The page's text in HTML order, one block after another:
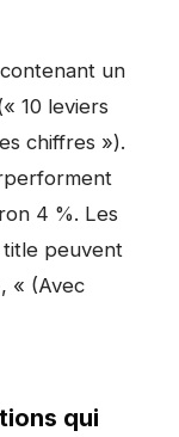
un
10 leviers
chiffres »).
4 %. Les
peuvent
« (Avec
qui